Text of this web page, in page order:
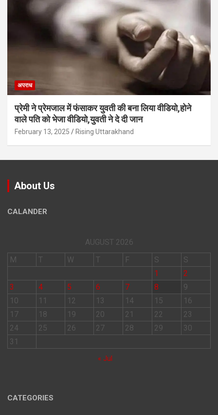
अपराध
प्रेमी ने प्रेमजाल में फंसाकर युवती की बना लिया वीडियो,होने
वाले पत‍ि को भेजा वीड‍ियो,युवती ने दे दी जान
February 13, 2025 Rising Uttarakhand
About Us
CALANDER
AUGUST 2026
M
T W T F S
S
1
2
3
4 5 6 7 8
9
10
11 12 13 14 15
16
17
18 19 20 21 22
23
24
25 26 27 28 29
30
31
« Jul
CATEGORIES